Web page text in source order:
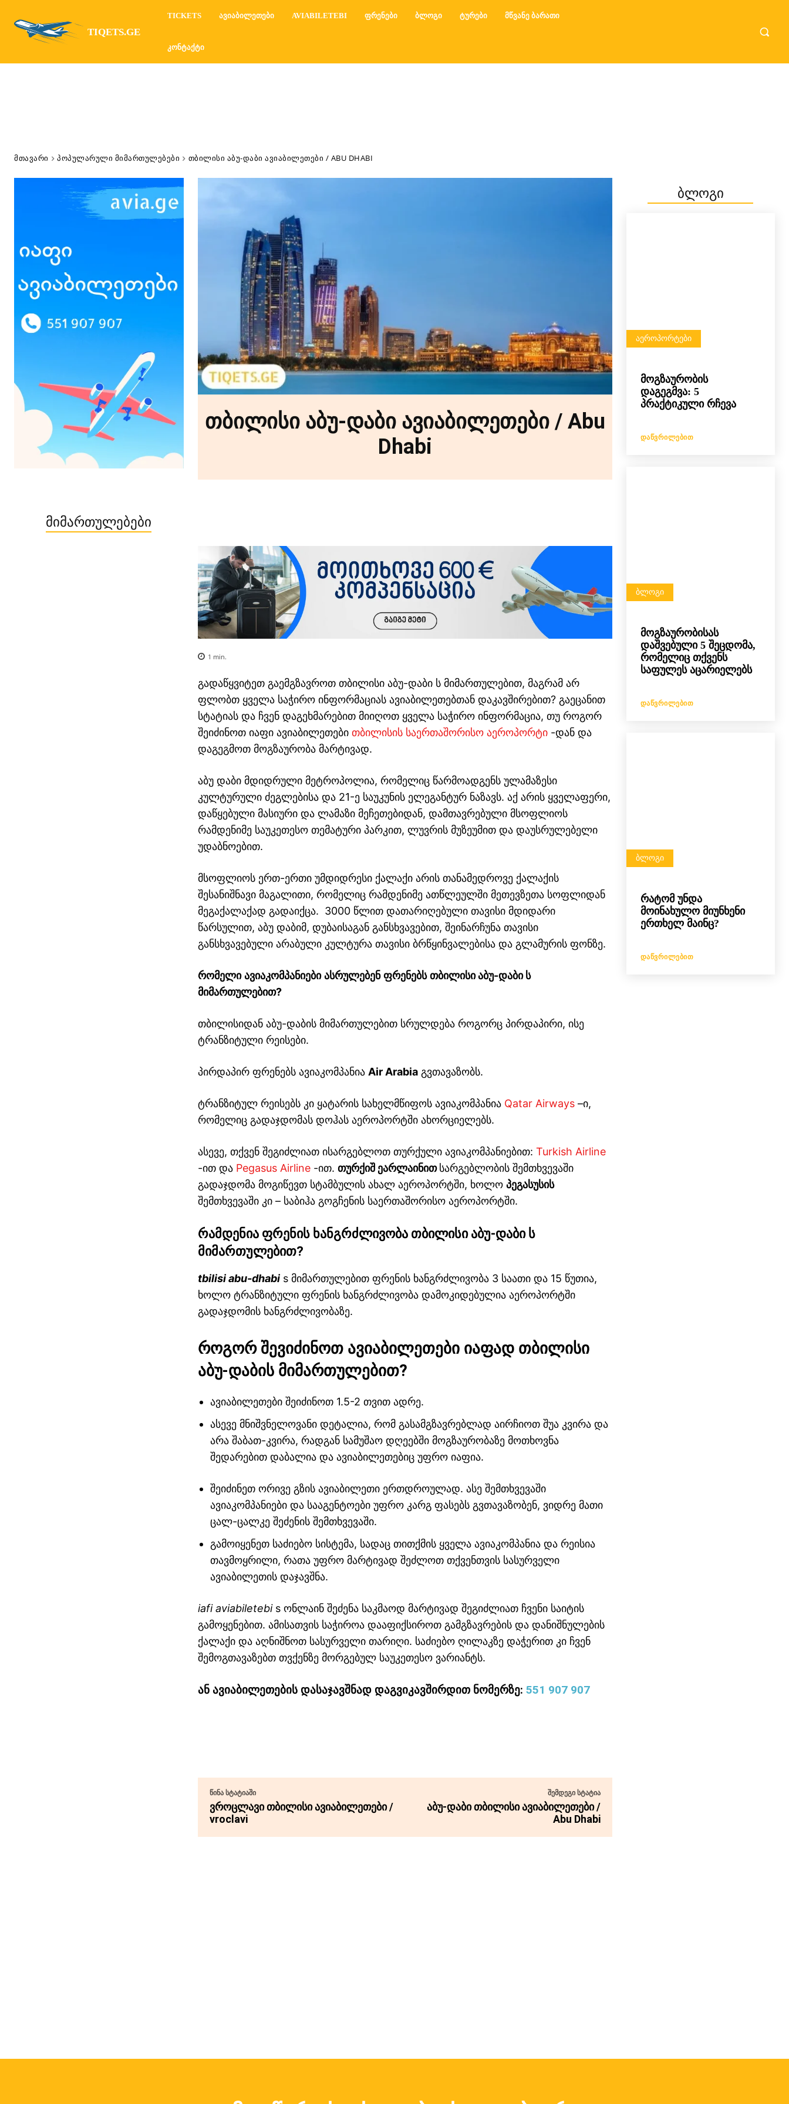
TIQETS.GE
TICKETS ᲐᲕᲘᲐᲑᲘᲚᲔᲗᲔᲑᲘ AVIABILETEBI ᲤᲠᲔᲜᲔᲑᲘ ᲑᲚᲝᲒᲘ ᲢᲣᲠᲔᲑᲘ ᲛᲬᲕᲐᲜᲔ ᲑᲐᲠᲐᲗᲘ
ᲙᲝᲜᲢᲐᲥᲢᲘ
ᲛᲗᲐᲕᲐᲠᲘ ᲞᲝᲞᲣᲚᲐᲠᲣᲚᲘ ᲛᲘᲛᲐᲠᲗᲣᲚᲔᲑᲔᲑᲘ ᲗᲑᲘᲚᲘᲡᲘ ᲐᲑᲣ-ᲓᲐᲑᲘ ᲐᲕᲘᲐᲑᲘᲚᲔᲗᲔᲑᲘ / ABU DHABI
მიმართულებები
თბილისი აბუ-დაბი ავიაბილეთები / Abu
Dhabi
1 min.
გადაწყვიტეთ გაემგზავროთ თბილისი აბუ-დაბი ს მიმართულებით, მაგრამ არ
ფლობთ ყველა საჭირო ინფორმაციას ავიაბილეთებთან დაკავშირებით? გაეცანით
სტატიას და ჩვენ დაგეხმარებით მიიღოთ ყველა საჭირო ინფორმაცია, თუ როგორ
შეიძინოთ იაფი ავიაბილეთები თბილისის საერთაშორისო აეროპორტი-დან და
დაგეგმოთ მოგზაურობა მარტივად.
აბუ დაბი მდიდრული მეტროპოლია, რომელიც წარმოადგენს ულამაზესი
კულტურული ძეგლებისა და 21-ე საუკუნის ელეგანტურ ნაზავს. აქ არის ყველაფერი,
დაწყებული მასიური და ლამაზი მეჩეთებიდან, დამთავრებული მსოფლიოს
რამდენიმე საუკეთესო თემატური პარკით, ლუვრის მუზეუმით და დაუსრულებელი
უდაბნოებით.
მსოფლიოს ერთ-ერთი უმდიდრესი ქალაქი არის თანამედროვე ქალაქის
შესანიშნავი მაგალითი, რომელიც რამდენიმე ათწლეულში მეთევზეთა სოფლიდან
მეგაქალაქად გადაიქცა. 3000 წლით დათარიღებული თავისი მდიდარი
წარსულით, აბუ დაბიმ, დუბაისაგან განსხვავებით, შეინარჩუნა თავისი
განსხვავებული არაბული კულტურა თავისი ბრწყინვალებისა და გლამურის ფონზე.
რომელი ავიაკომპანიები ასრულებენ ფრენებს თბილისი აბუ-დაბი ს
მიმართულებით?
თბილისიდან აბუ-დაბის მიმართულებით სრულდება როგორც პირდაპირი, ისე
ტრანზიტული რეისები.
პირდაპირ ფრენებს ავიაკომპანია Air Arabiaგვთავაზობს.
ტრანზიტულ რეისებს კი ყატარის სახელმწიფოს ავიაკომპანია Qatar Airways–ი,
რომელიც გადაჯდომას დოჰას აეროპორტში ახორციელებს.
ასევე, თქვენ შეგიძლიათ ისარგებლოთ თურქული ავიაკომპანიებით: Turkish Airline
-ით და Pegasus Airline-ით. თურქიშ ეარლაინითსარგებლობის შემთხვევაში
გადაჯდომა მოგიწევთ სტამბულის ახალ აეროპორტში, ხოლო პეგასუსის
შემთხვევაში კი – საბიჰა გოგჩენის საერთაშორისო აეროპორტში.
რამდენია ფრენის ხანგრძლივობა თბილისი აბუ-დაბი ს
მიმართულებით?
tbilisi abu-dhabis მიმართულებით ფრენის ხანგრძლივობა 3 საათი და 15 წუთია,
ხოლო ტრანზიტული ფრენის ხანგრძლივობა დამოკიდებულია აეროპორტში
გადაჯდომის ხანგრძლივობაზე.
როგორ შევიძინოთ ავიაბილეთები იაფად თბილისი
აბუ-დაბის მიმართულებით?
ავიაბილეთები შეიძინოთ 1.5-2 თვით ადრე.
ასევე მნიშვნელოვანი დეტალია, რომ გასამგზავრებლად აირჩიოთ შუა კვირა და
არა შაბათ-კვირა, რადგან სამუშაო დღეებში მოგზაურობაზე მოთხოვნა
შედარებით დაბალია და ავიაბილეთებიც უფრო იაფია.
შეიძინეთ ორივე გზის ავიაბილეთი ერთდროულად. ასე შემთხვევაში
ავიაკომპანიები და სააგენტოები უფრო კარგ ფასებს გვთავაზობენ, ვიდრე მათი
ცალ-ცალკე შეძენის შემთხვევაში.
გამოიყენეთ საძიებო სისტემა, სადაც თითქმის ყველა ავიაკომპანია და რეისია
თავმოყრილი, რათა უფრო მარტივად შეძლოთ თქვენთვის სასურველი
ავიაბილეთის დაჯავშნა.
iafi aviabiletebis ონლაინ შეძენა საკმაოდ მარტივად შეგიძლიათ ჩვენი საიტის
გამოყენებით. ამისათვის საჭიროა დააფიქსიროთ გამგზავრების და დანიშნულების
ქალაქი და აღნიშნოთ სასურველი თარიღი. საძიებო ღილაკზე დაჭერით კი ჩვენ
შემოგთავაზებთ თვქენზე მორგებულ საუკეთესო ვარიანტს.
ან ავიაბილეთების დასაჯავშნად დაგვიკავშირდით ნომერზე: 551 907 907
ᲬᲘᲜᲐ ᲡᲢᲐᲢᲘᲐᲨᲘ
ვროცლავი თბილისი ავიაბილეთები /
vroclavi
ᲨᲔᲛᲓᲔᲒᲘ ᲡᲢᲐᲢᲘᲐ
აბუ-დაბი თბილისი ავიაბილეთები /
Abu Dhabi
ბლოგი
ᲐᲔᲠᲝᲞᲝᲠᲢᲔᲑᲘ
მოგზაურობის
დაგეგმვა: 5
პრაქტიკული რჩევა
ᲓᲐᲬᲕᲠᲘᲚᲔᲑᲘᲗ
ᲑᲚᲝᲒᲘ
მოგზაურობისას
დაშვებული 5 შეცდომა,
რომელიც თქვენს
საფულეს აცარიელებს
ᲓᲐᲬᲕᲠᲘᲚᲔᲑᲘᲗ
ᲑᲚᲝᲒᲘ
რატომ უნდა
მოინახულო მიუნხენი
ერთხელ მაინც?
ᲓᲐᲬᲕᲠᲘᲚᲔᲑᲘᲗ